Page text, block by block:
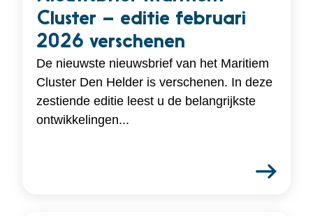
Cluster – editie februari
2026 verschenen
De nieuwste nieuwsbrief van het Maritiem
Cluster Den Helder is verschenen. In deze
zestiende editie leest u de belangrijkste
ontwikkelingen...